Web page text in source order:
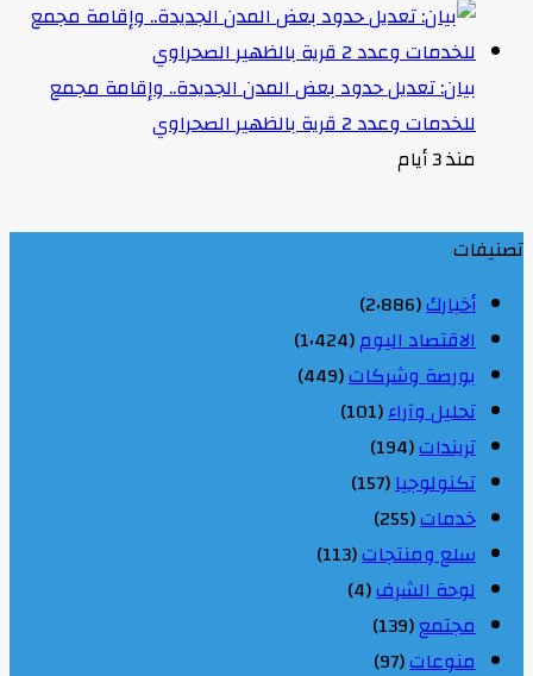
بيان: تعديل حدود بعض المدن الجديدة.. وإقامة مجمع
للخدمات وعدد 2 قرية بالظهير الصحراوي
منذ 3 أيام
تصنيفات
أخبارك(2٬886)
الاقتصاد اليوم(1٬424)
بورصة وشركات(449)
تحليل وآراء(101)
تريندات(194)
تكنولوجيا(157)
خدمات(255)
سلع ومنتجات(113)
لوحة الشرف(4)
مجتمع(139)
منوعات(97)